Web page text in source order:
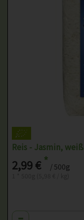
Reis - Jasmin, weiß
2,99 €* / 500g
Anzahl